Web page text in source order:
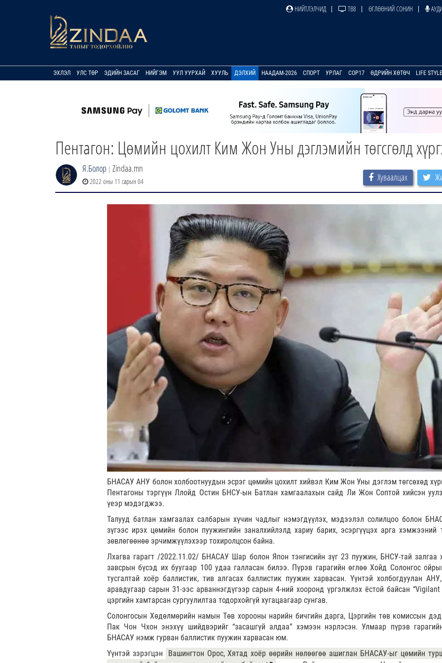
НИЙТЛЭЛЧИД ТВ8 ӨГЛӨӨНИЙ СОНИН
ЭХЛЭЛ УЛС ТӨР ЭДИЙН ЗАСАГ НИЙГЭМ УУЛ УУРХАЙ ХУУЛЬ ДЭЛХИЙ НААДАМ-2026 СПОРТ УРЛАГ COP17 ӨДРИЙН ХӨТӨЧ LIFE STYLE
Пентагон: Цөмийн цохилт Ким Жон Уны дэглэмийн төгсгөлд
Я.Болор | Zindaa.mn
2022 оны 11 сарын 04 Хуваалцах
БНАСАУ АНУ болон холбоотнуудын эсрэг цөмийн цохилт хийвэл Ким Жон Уны дэглэм төгсөхөд
Пентагоны тэргүүн Ллойд Остин БНСУ-ын Батлан хамгаалахын сайд Ли Жон Соптой хийсэн
үеэр мэдэгджээ.
Талууд батлан хамгаалах салбарын хүчин чадлыг нэмэгдүүлэх, мэдээлэл солилцоо болон
зүгээс ирэх цөмийн болон пуужингийн заналхийлэлд хариу барих, эсэргүүцэх арга хэмжээний
зөвлөгөөнөө эрчимжүүлэхээр тохиролцсон байна.
Лхагва гарагт /2022.11.02/ БНАСАУ Шар болон Япон тэнгисийн зүг 23 пуужин, БНСУ-тай залгаа
завсрын бүсэд их буугаар 100 удаа галласан билээ. Пүрэв гарагийн өглөө Хойд Солонгос
тусгалтай хоёр баллистик, тив алгасах баллистик пуужин харвасан. Үүнтэй холбогдуулан
аравдугаар сарын 31-ээс арваннэгдүгээр сарын 4-ний хооронд үргэлжлэх ёстой байсан “Vigilant
цэргийн хамтарсан сургуулилтаа тодорхойгүй хугацаагаар сунгав.
Солонгосын Хөдөлмөрийн намын Төв хорооны нарийн бичгийн дарга, Цэргийн төв комиссын
Пак Чон Чхон энэхүү шийдвэрийг “засашгүй алдаа” хэмээн нэрлэсэн. Улмаар пүрэв
БНАСАУ нэмж гурван баллистик пуужин харвасан юм.
Үүнтэй зэрэгцэн
Вашингтон Орос, Хятад хоёр өөрийн нөлөөгөө ашиглан БНАСАУ-ыг цөмийн